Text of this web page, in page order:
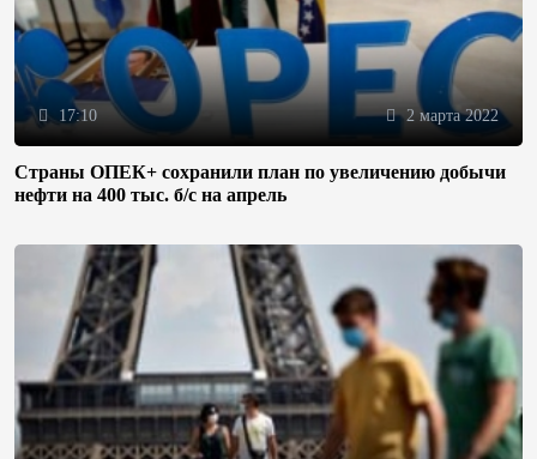
17:10 2 марта 2022
Страны ОПЕК+ сохранили план по увеличению добычи
нефти на 400 тыс. б/с на апрель